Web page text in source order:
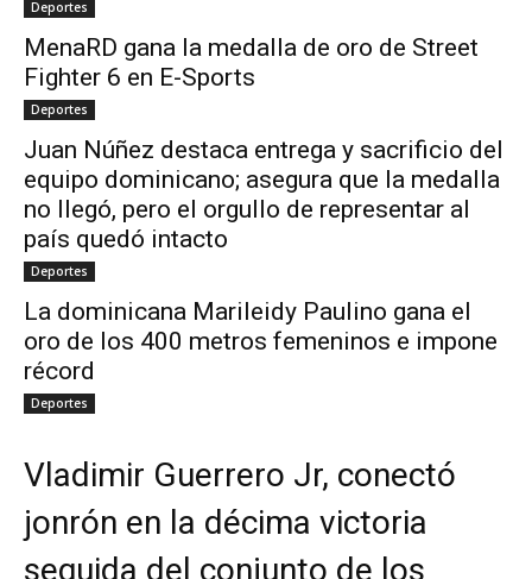
Deportes
MenaRD gana la medalla de oro de Street
Fighter 6 en E-Sports
Deportes
Juan Núñez destaca entrega y sacrificio del
equipo dominicano; asegura que la medalla
no llegó, pero el orgullo de representar al
país quedó intacto
Deportes
La dominicana Marileidy Paulino gana el
oro de los 400 metros femeninos e impone
récord
Deportes
Vladimir Guerrero Jr, conectó
jonrón en la décima victoria
seguida del conjunto de los